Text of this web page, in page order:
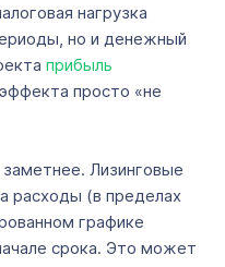
нагрузка
но и денежный
прибыль
просто «не
Лизинговые
расходы (в пределах
графике
срока. Это может